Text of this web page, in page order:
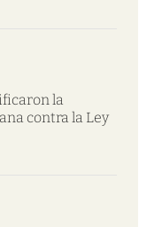
la
contra la Ley